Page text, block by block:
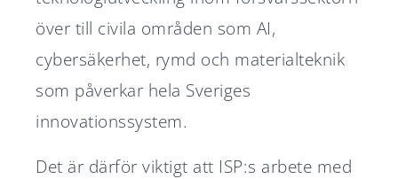
över till civila områden som AI,
cybersäkerhet, rymd och materialteknik
som påverkar hela Sveriges
innovationssystem.
Det är därför viktigt att ISP:s arbete med